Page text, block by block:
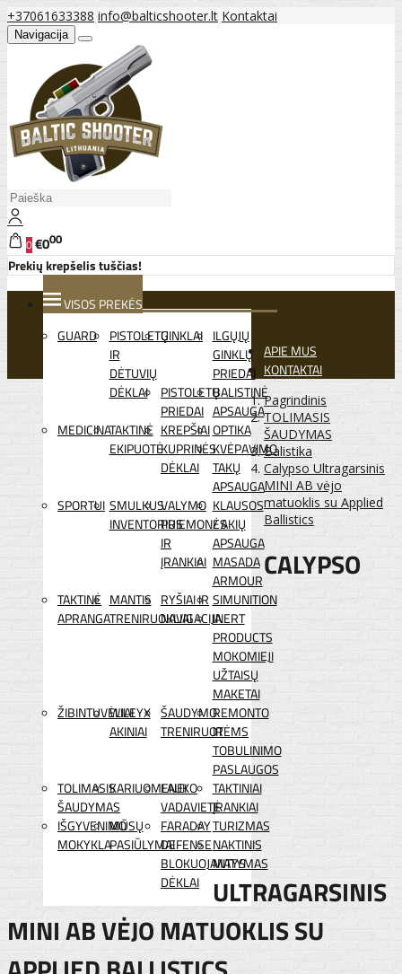
+37061633388 info@balticshooter.lt Kontaktai
Navigacija
0€000
Prekių krepšelis tuščias!
VISOS PREKĖS
GUARD
PISTOLETŲ
IR
DĖTUVIŲ
DĖKLAI
GINKLAI ILGŲJŲ
GINKLŲ
PRIEDAI
PISTOLETŲ
PRIEDAI
BALISTINĖ
APSAUGA
MEDICINATAKTINĖ
EKIPUOTĖ
KREPŠIAI
KUPRINĖS
DĖKLAI
OPTIKA
KVĖPAVIMO
TAKŲ
APSAUGA
SPORTUI SMULKUS
INVENTORIUS
VALYMO
PRIEMONĖS
IR
ĮRANKIAI
KLAUSOS
/ AKIŲ
APSAUGA
MASADA
ARMOUR
TAKTINĖ
APRANGA
MANTIS
TRENIRUOKLIAI
RYŠIAI IR
NAVIGACIJA
SIMUNITION
INERT
PRODUCTS
MOKOMIEJI
UŽTAISŲ
MAKETAI
ŽIBINTUVĖLIAI
WILEYX
AKINIAI
ŠAUDYMO
TRENIRUOTĖMS
REMONTO
IR
TOBULINIMO
PASLAUGOS
TOLIMASIS
ŠAUDYMAS
KARIUOMENEI
LAUKO
VADAVIETĖ
TAKTINIAI
ĮRANKIAI
IŠGYVENIMO
MOKYKLA
MŪSŲ
PASIŪLYMAI
FARADAY
DEFENSE
BLOKUOJANTYS
DĖKLAI
TURIZMAS
NAKTINIS
MATYMAS
APIE MUS
KONTAKTAI
Pagrindinis
TOLIMASIS
ŠAUDYMAS
Balistika
Calypso Ultragarsinis
MINI AB vėjo
matuoklis su Applied
Ballistics
CALYPSO
ULTRAGARSINIS
MINI AB VĖJO MATUOKLIS SU